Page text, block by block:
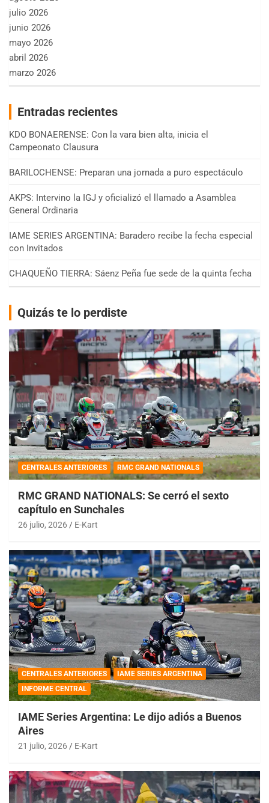
julio 2026
junio 2026
mayo 2026
abril 2026
marzo 2026
Entradas recientes
KDO BONAERENSE: Con la vara bien alta, inicia el
Campeonato Clausura
BARILOCHENSE: Preparan una jornada a puro espectáculo
AKPS: Intervino la IGJ y oficializó el llamado a Asamblea
General Ordinaria
IAME SERIES ARGENTINA: Baradero recibe la fecha especial
con Invitados
CHAQUEÑO TIERRA: Sáenz Peña fue sede de la quinta fecha
Quizás te lo perdiste
CENTRALES ANTERIORES RMC GRAND NATIONALS
RMC GRAND NATIONALS: Se cerró el sexto
capítulo en Sunchales
26 julio, 2026 E-Kart
CENTRALES ANTERIORES
IAME SERIES ARGENTINA
INFORME CENTRAL
IAME Series Argentina: Le dijo adiós a Buenos
Aires
21 julio, 2026 E-Kart